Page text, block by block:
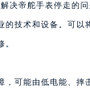
决帝舵手表停走的
的技术和设备。可以
。
，可能由低电能、摔